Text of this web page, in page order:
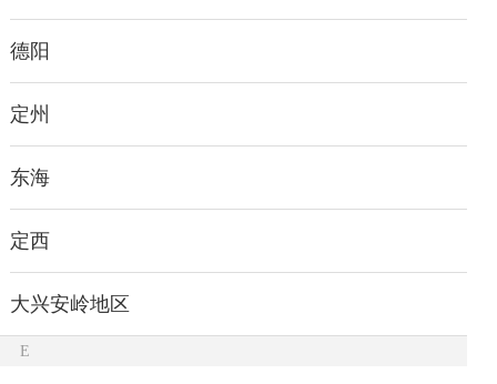
德阳
定州
东海
定西
大兴安岭地区
E